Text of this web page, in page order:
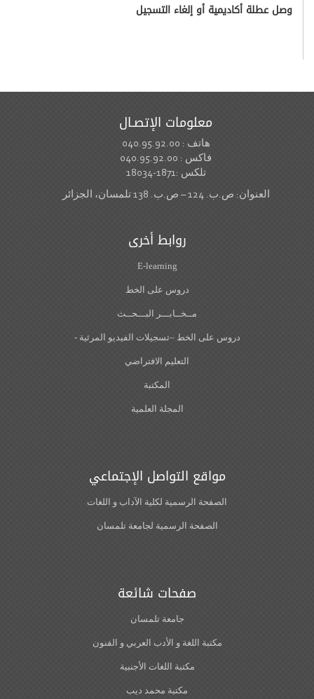
وصل عطلة أكاديمية أو إلغاء التسجيل
معلومات الإتصـال
هاتف : 040.95.92.00
فاكس : 040.95.92.00
تلكس :1871-18034
العنوان: ص.ب. 124 – ص.ب. 138 تلمسان، الجزائر
روابط أخرى
E-learning
دروس على الخط
مــخــابـــر البـــحــث
دروس على الخط –تسجيلات الفيديو المرئية -
التعليم الافتراضي
المكتبة
المجلة العلمية
مواقع التواصل الإجتماعي
الصفحة الرسمية لكلية الآداب و اللغات‎
الصفحة الرسمية لجامعة تلمسان
صفحات شائعة
جامعة تلمسان
مكتبة اللغة و الأدب العربي و الفنون
مكتبة اللغات الأجنبية
مكتبة محمد ديب